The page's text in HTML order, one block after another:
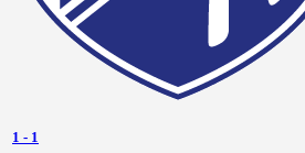
1 - 1